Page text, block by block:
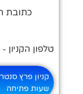
כתובת
טלפון הקניון - 08-6611120
קניון פרץ
שעות פתיחה